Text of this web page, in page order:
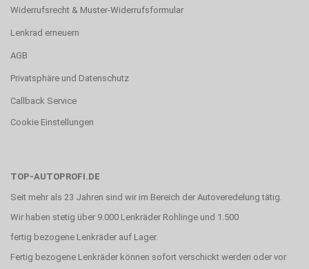
Widerrufsrecht & Muster-Widerrufsformular
Lenkrad erneuern
AGB
Privatsphäre und Datenschutz
Callback Service
Cookie Einstellungen
TOP-AUTOPROFI.DE
Seit mehr als 23 Jahren sind wir im Bereich der Autoveredelung tätig.
Wir haben stetig über 9.000 Lenkräder Rohlinge und 1.500
fertig bezogene Lenkräder auf Lager.
Fertig bezogene Lenkräder können sofort verschickt werden oder vor